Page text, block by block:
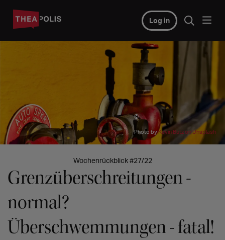
Log in
©
Photo byKevin Butz on Unsplash
Wochenrückblick #27/22
Grenzüberschreitungen -
normal?
Überschwemmungen - fatal!